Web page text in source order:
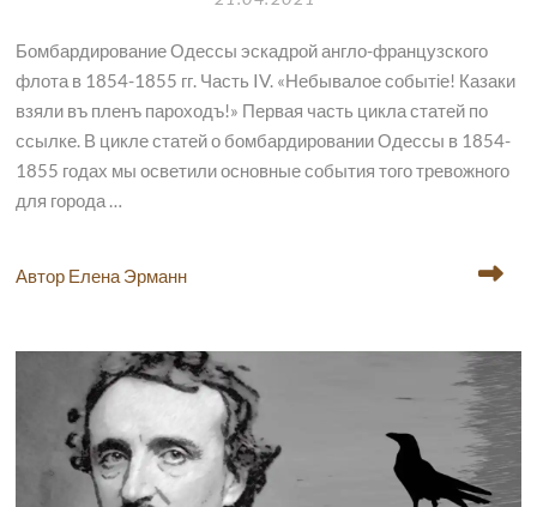
Бомбардирование Одессы эскадрой англо-французского
флота в 1854-1855 гг. Часть IV. «Небывалое событіе! Казаки
взяли въ пленъ пароходъ!» Первая часть цикла статей по
ссылке. В цикле статей о бомбардировании Одессы в 1854-
1855 годах мы осветили основные события того тревожного
для города …
Автор Елена Эрманн